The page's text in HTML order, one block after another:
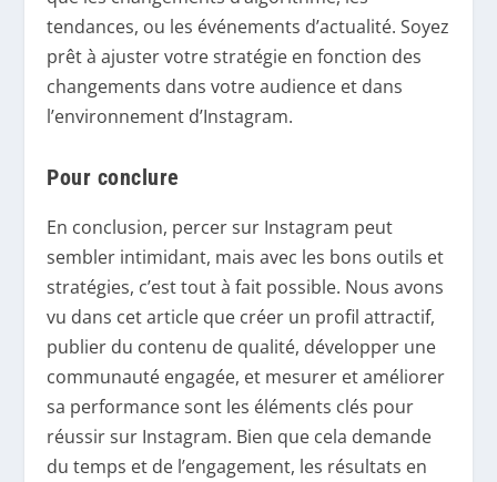
tendances, ou les événements d’actualité. Soyez
prêt à ajuster votre stratégie en fonction des
changements dans votre audience et dans
l’environnement d’Instagram.
Pour conclure
En conclusion, percer sur Instagram peut
sembler intimidant, mais avec les bons outils et
stratégies, c’est tout à fait possible. Nous avons
vu dans cet article que créer un profil attractif,
publier du contenu de qualité, développer une
communauté engagée, et mesurer et améliorer
sa performance sont les éléments clés pour
réussir sur Instagram. Bien que cela demande
du temps et de l’engagement, les résultats en